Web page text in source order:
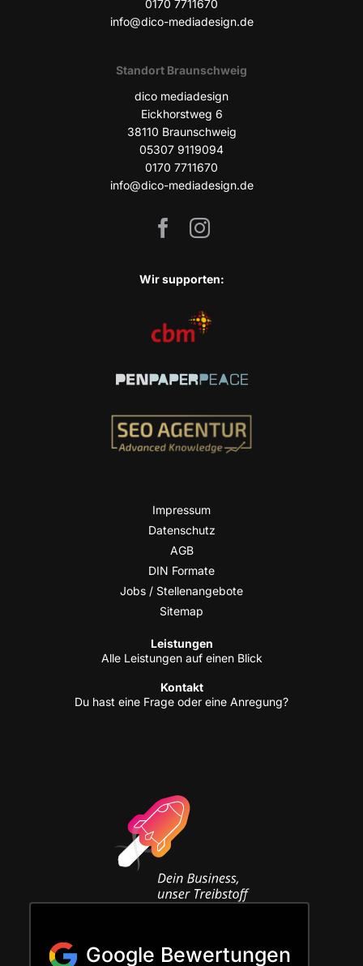
0170 7711670
info@dico-mediadesign.de
Stand­ort Braunschweig
dico media­de­sign
Eick­horst­weg 6
38110 Braun­schweig
05307 9119094
0170 7711670
info@dico-mediadesign.de
Wir sup­port­en:
Impres­sum
Daten­schutz
AGB
DIN For­ma­te
Jobs / Stellenangebote
Site­map
Leis­tun­gen
Alle Leis­tun­gen auf einen Blick
Kon­takt
Du hast eine Fra­ge oder eine Anregung?
Google Bewertungen